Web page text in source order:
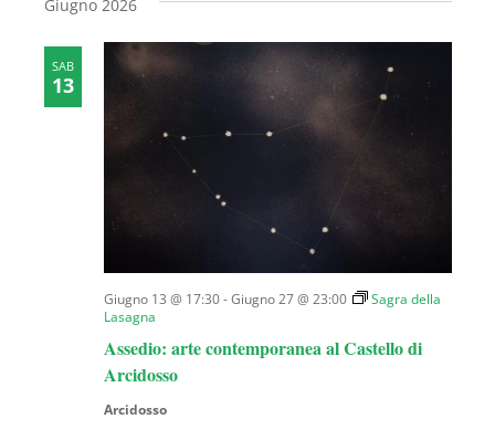
Giugno 2026
SAB
13
Assedio: arte contemporanea al Castello di
Arcidosso
Giugno 13 @ 17:30-Giugno 27 @ 23:00
Sagra della
Lasagna
Arcidosso